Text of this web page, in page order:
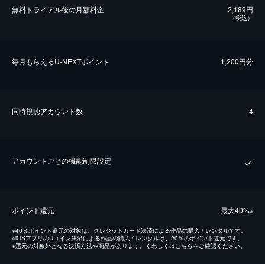
無料トライアル後の⽉額料金 2,189円
（税込）
毎⽉もらえるU-NEXTポイント 1,200円分
同時視聴アカウント数 4
アカウントごとの機能制限設定
ポイント還元 最⼤40%※
※40％ポイント還元の対象は、クレジットカード決済による作品の購入 / レンタルです。
※iOSアプリのUコイン決済による作品の購入 / レンタルは、20％のポイント還元です。
※還元の対象外となる決済方法や商品があります。くわしくはこちらをご確認ください。